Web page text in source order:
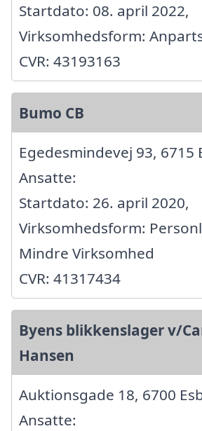
Startdato: 08. april 2022,
Virksomhedsform:
CVR: 43193163
Bumo CB
Egedesmindevej 93, 6715
Ansatte:
Startdato: 26. april 2020,
Virksomhedsform:
Mindre Virksomhed
CVR: 41317434
Byens blikkenslager v/
Hansen
Auktionsgade 18, 6700
Ansatte: